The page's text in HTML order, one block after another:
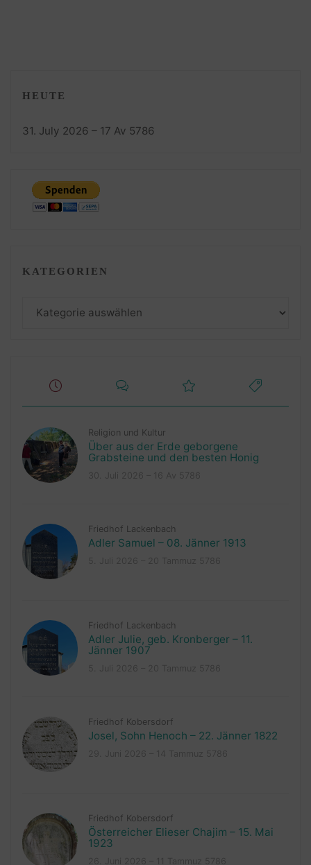
HEUTE
31. July 2026 – 17 Av 5786
KATEGORIEN
Religion und Kultur
Über aus der Erde geborgene
Grabsteine und den besten Honig
Friedhof Lackenbach
Adler Samuel – 08. Jänner 1913
Friedhof Lackenbach
Adler Julie, geb. Kronberger – 11.
Jänner 1907
Friedhof Kobersdorf
Josel, Sohn Henoch – 22. Jänner 1822
Friedhof Kobersdorf
Österreicher Elieser Chajim – 15. Mai
1923